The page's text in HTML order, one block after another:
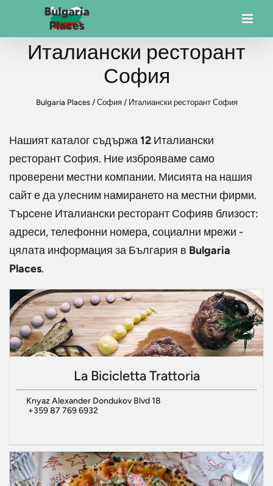
Италиански ресторант
София
Bulgaria Places/ София/ Италиански ресторант София
Нашият каталог съдържа12 Италиански
ресторант София. Ние изброяваме само
проверени местни компании. Мисията на нашия
сайт е да улесним намирането на местни фирми.
Търсене Италиански ресторант Софияв близост:
адреси, телефонни номера, социални мрежи -
цялата информация за България в Bulgaria
Places.
La Bicicletta Trattoria
Knyaz Alexander Dondukov Blvd 18
+359 87 769 6932